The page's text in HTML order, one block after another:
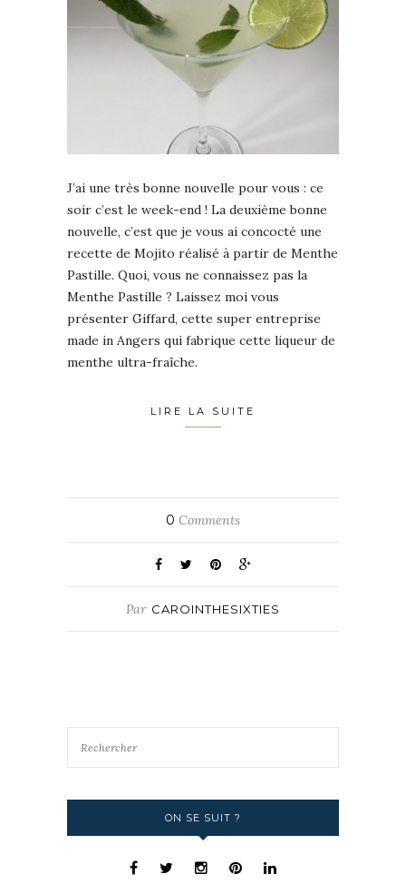
J’ai une très bonne nouvelle pour vous : ce
soir c’est le week-end ! La deuxième bonne
nouvelle, c’est que je vous ai concocté une
recette de Mojito réalisé à partir de Menthe
Pastille. Quoi, vous ne connaissez pas la
Menthe Pastille ? Laissez moi vous
présenter Giffard, cette super entreprise
made in Angers qui fabrique cette liqueur de
menthe ultra-fraîche.
LIRE LA SUITE
0 Comments
Par CAROINTHESIXTIES
ON SE SUIT ?